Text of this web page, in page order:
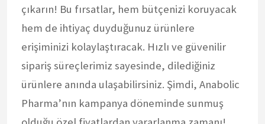
çıkarın! Bu fırsatlar, hem bütçenizi koruyacak
hem de ihtiyaç duyduğunuz ürünlere
erişiminizi kolaylaştıracak. Hızlı ve güvenilir
sipariş süreçlerimiz sayesinde, dilediğiniz
ürünlere anında ulaşabilirsiniz. Şimdi, Anabolic
Pharma’nın kampanya döneminde sunmuş